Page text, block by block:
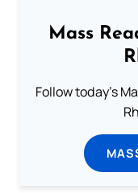
Mass
Follow today's